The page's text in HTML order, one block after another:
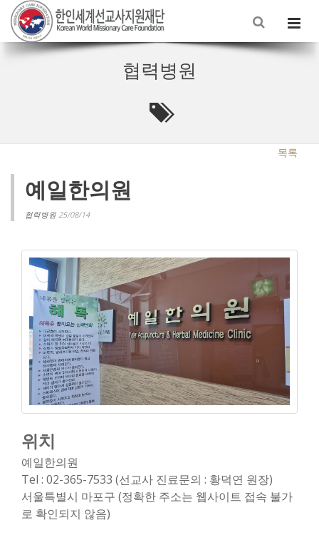
협력병원
목록
예일한의원
협력병원 25/08/14
위치
예일한의원
Tel : 02-365-7533 (선교사 진료문의 : 황덕연 원장)
서울특별시 마포구 (정확한 주소는 웹사이트 접속 불가
로 확인되지 않음)